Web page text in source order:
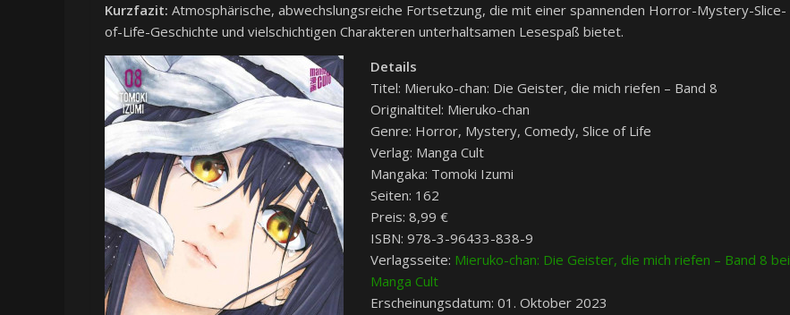
Kurzfazit: Atmosphärische, abwechslungsreiche Fortsetzung, die mit einer spannenden Horror-Mystery-Slice-
of-Life-Geschichte und vielschichtigen Charakteren unterhaltsamen Lesespaß bietet.
Details
Titel: Mieruko-chan: Die Geister, die mich riefen – Band 8
Originaltitel: Mieruko-chan
Genre: Horror, Mystery, Comedy, Slice of Life
Verlag: Manga Cult
Mangaka: Tomoki Izumi
Seiten: 162
Preis: 8,99 €
ISBN: 978-3-96433-838-9
Verlagsseite: Mieruko-chan: Die Geister, die mich riefen – Band 8 bei
Manga Cult
Erscheinungsdatum: 01. Oktober 2023